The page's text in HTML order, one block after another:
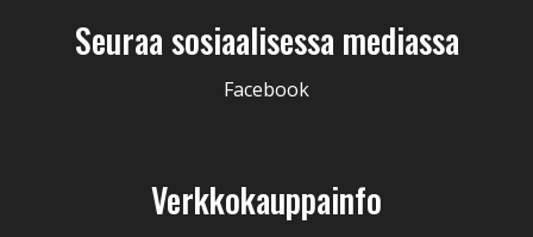
Seuraa sosiaalisessa mediassa
Facebook
Verkkokauppainfo